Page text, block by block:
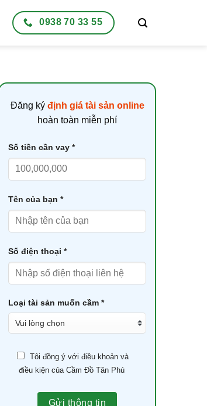
0938 70 33 55
Đăng ký định giá tài sản online
hoàn toàn miễn phí
Số tiền cần vay *
Tên của bạn *
Số điện thoại *
Loại tài sản muốn cầm *
Tôi đồng ý với điều khoản và
điều kiện của Cầm Đồ Tân Phú